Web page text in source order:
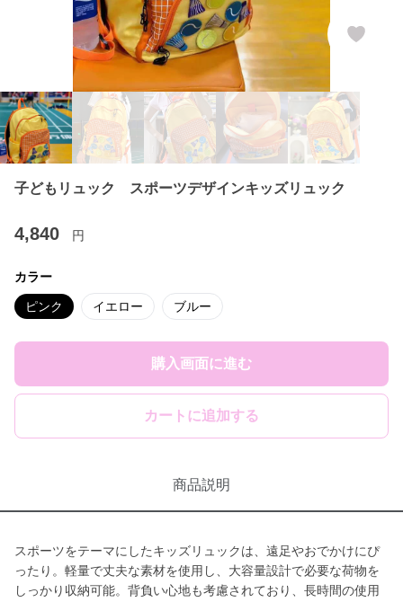
子どもリュック スポーツデザインキッズリュック
4,840 円
カラー
ピンク イエロー ブルー
購入画面に進む
カートに追加する
商品説明
スポーツをテーマにしたキッズリュックは、遠足やおでかけにぴ
ったり。軽量で丈夫な素材を使用し、大容量設計で必要な荷物を
しっかり収納可能。背負い心地も考慮されており、長時間の使用